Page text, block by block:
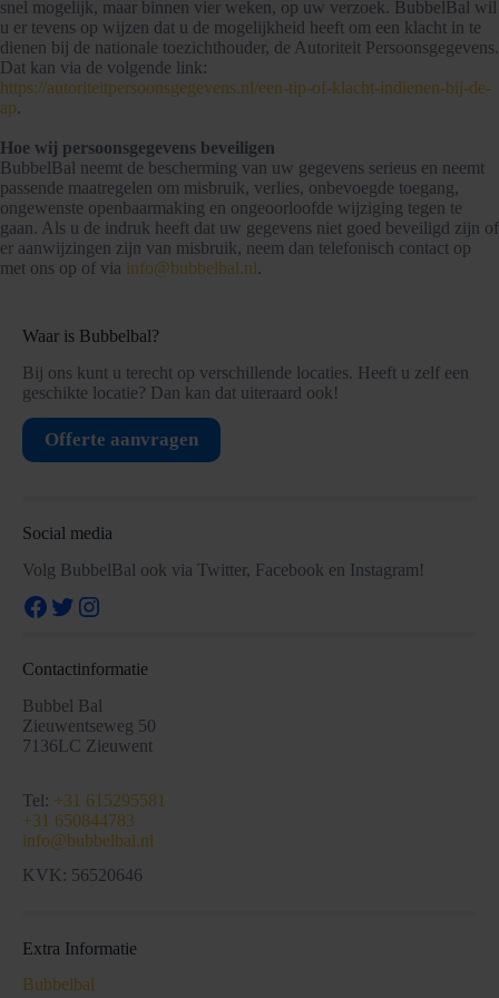
snel mogelijk, maar binnen vier weken, op uw verzoek. BubbelBal wil
u er tevens op wijzen dat u de mogelijkheid heeft om een klacht in te
dienen bij de nationale toezichthouder, de Autoriteit Persoonsgegevens.
Dat kan via de volgende link:
https://autoriteitpersoonsgegevens.nl/een-tip-of-klacht-indienen-bij-de-
ap.
Hoe wij persoonsgegevens beveiligen
BubbelBal neemt de bescherming van uw gegevens serieus en neemt
passende maatregelen om misbruik, verlies, onbevoegde toegang,
ongewenste openbaarmaking en ongeoorloofde wijziging tegen te
gaan. Als u de indruk heeft dat uw gegevens niet goed beveiligd zijn of
er aanwijzingen zijn van misbruik, neem dan telefonisch contact op
met ons op of via info@bubbelbal.nl.
Waar is Bubbelbal?
Bij ons kunt u terecht op verschillende locaties. Heeft u zelf een
geschikte locatie? Dan kan dat uiteraard ook!
Offerte aanvragen
Social media
Volg BubbelBal ook via Twitter, Facebook en Instagram!
Facebook
Twitter
Instagram
Contactinformatie
Bubbel Bal
Zieuwentseweg 50
7136LC Zieuwent
Tel: +31 615295581
+31 650844783
info@bubbelbal.nl
KVK: 56520646
Extra Informatie
Bubbelbal